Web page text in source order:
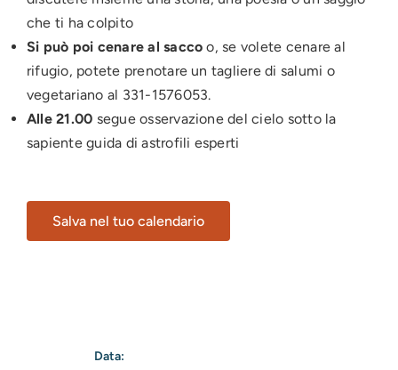
che ti ha colpito
Si può poi cenare al sacco o, se volete cenare al
rifugio, potete prenotare un tagliere di salumi o
vegetariano al 331-1576053.
Alle 21.00 segue osservazione del cielo sotto la
sapiente guida di astrofili esperti
Salva nel tuo calendario
Data: